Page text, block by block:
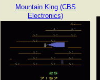
Mountain King (CBS
Electronics)